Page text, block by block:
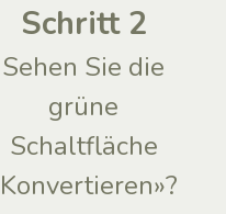
Schritt 2
Sehen Sie die
grüne
Schaltfläche